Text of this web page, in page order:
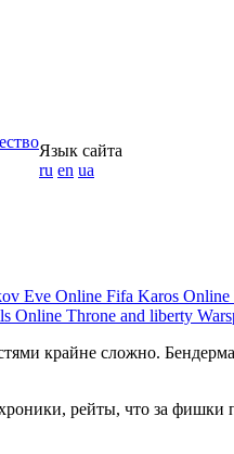
Язык сайта
ru en ua
Eve Online Fifa Karos Online
Online Throne and liberty
крайне сложно.
рейты, что за